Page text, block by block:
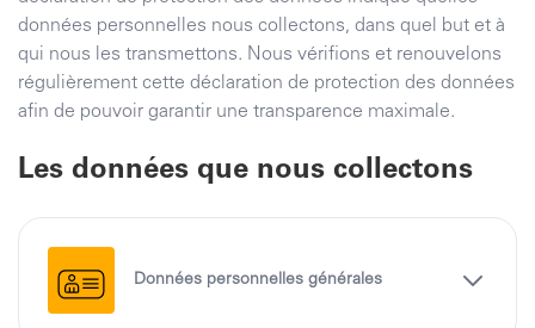
données personnelles nous collectons, dans quel but et à
qui nous les transmettons. Nous vérifions et renouvelons
régulièrement cette déclaration de protection des données
afin de pouvoir garantir une transparence maximale.
Les données que nous collectons
Données personnelles générales